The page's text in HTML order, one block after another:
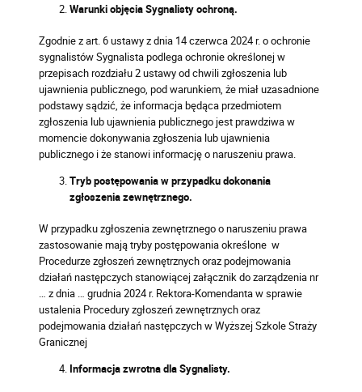
Warunki objęcia Sygnalisty ochroną.
Zgodnie z art. 6 ustawy z dnia 14 czerwca 2024 r. o ochronie
sygnalistów Sygnalista podlega ochronie określonej w
przepisach rozdziału 2 ustawy od chwili zgłoszenia lub
ujawnienia publicznego, pod warunkiem, że miał uzasadnione
podstawy sądzić, że informacja będąca przedmiotem
zgłoszenia lub ujawnienia publicznego jest prawdziwa w
momencie dokonywania zgłoszenia lub ujawnienia
publicznego i że stanowi informację o naruszeniu prawa.
Tryb postępowania w przypadku dokonania
zgłoszenia zewnętrznego.
W przypadku zgłoszenia zewnętrznego o naruszeniu prawa
zastosowanie mają tryby postępowania określone w
Procedurze zgłoszeń zewnętrznych oraz podejmowania
działań następczych stanowiącej załącznik do zarządzenia nr
… z dnia … grudnia 2024 r. Rektora-Komendanta w sprawie
ustalenia Procedury zgłoszeń zewnętrznych oraz
podejmowania działań następczych w Wyższej Szkole Straży
Granicznej
Informacja zwrotna dla Sygnalisty.